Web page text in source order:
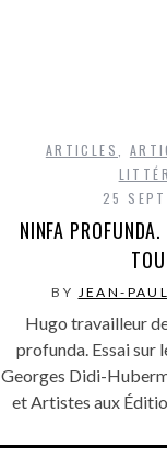
ARTICLES,
25
NINFA
BY JEAN-
Hugo travailleur
profunda. Essai sur
Georges Didi-
et Artistes aux